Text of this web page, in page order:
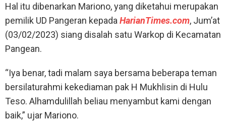
Hal itu dibenarkan Mariono, yang diketahui merupakan
pemilik UD Pangeran kepada HarianTimes.com, Jum’at
(03/02/2023) siang disalah satu Warkop di Kecamatan
Pangean.
“Iya benar, tadi malam saya bersama beberapa teman
bersilaturahmi kekediaman pak H Mukhlisin di Hulu
Teso. Alhamdulillah beliau menyambut kami dengan
baik,” ujar Mariono.